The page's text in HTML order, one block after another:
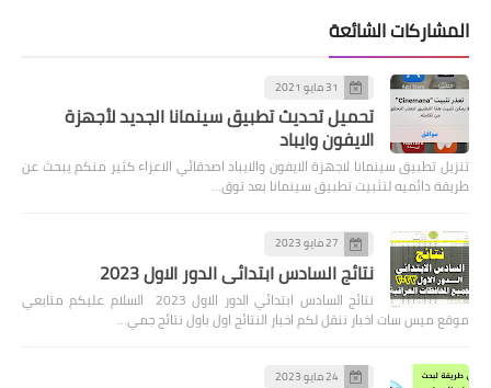
المشاركات الشائعة
31 مايو 2021
تحميل تحديث تطبيق سينمانا الجديد لأجهزة
الايفون وايباد
تنزيل تطبيق سينمانا لاجهزة الايفون والايباد اصدقائي الاعزاء كثير منكم يبحث عن
طريقة دائميه لتثبيت تطبيق سينمانا بعد توق…
27 مايو 2023
نتائج السادس ابتدائي الدور الاول 2023
نتائج السادس ابتدائي الدور الاول 2023 السلام عليكم متابعي
موقع ميس سات اخبار ننقل لكم اخبار النتائج اول باول نتائج جمي…
24 مايو 2023